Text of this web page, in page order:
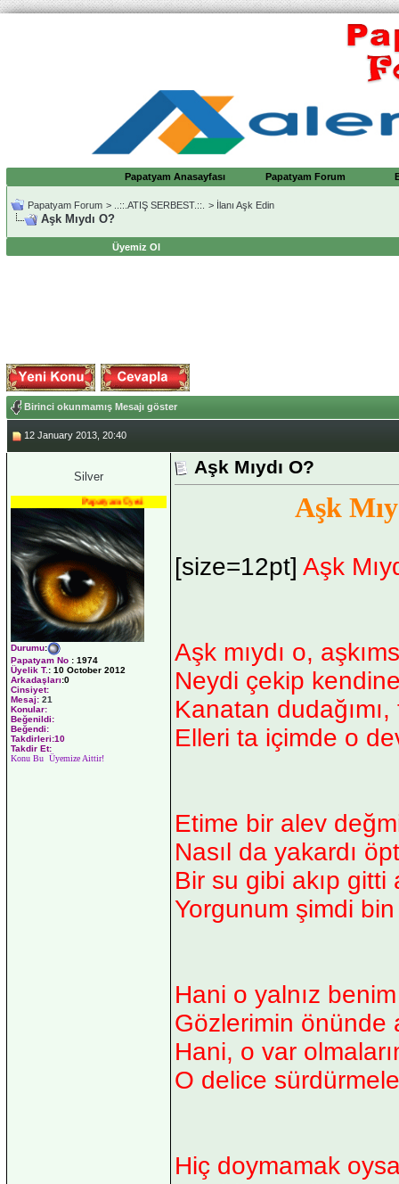
Papatyam Anasayfası Papatyam Forum
Papatyam Forum > ..::.ATIŞ SERBEST.::. > İlanı Aşk Edin
Aşk Mıydı O?
Üyemiz Ol
Birinci okunmamış Mesajı göster
12 January 2013, 20:40
Silver
Papatyam Üyesi
Durumu:
Papatyam No : 1974
Üyelik T.: 10 October 2012
Arkadaşları:0
Cinsiyet:
Mesaj: 21
Konular:
Beğenildi:
Beğendi:
Takdirleri:10
Takdir Et:
Konu Bu Üyemize Aittir!
Aşk Mıydı O?
Aşk
[size=12pt] Aşk
Aşk mıydı o,
Neydi çekip
Kanatan
Elleri ta içimde o
Etime bir alev
Nasıl da yakardı
Bir su gibi akıp gitti
Yorgunum şimdi
Hani o yalnız benim
Gözlerimin önünde
Hani, o var
O delice
Hiç doymamak